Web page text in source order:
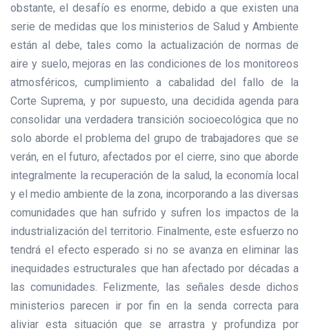
obstante, el desafío es enorme, debido a que existen una
serie de medidas que los ministerios de Salud y Ambiente
están al debe, tales como la actualización de normas de
aire y suelo, mejoras en las condiciones de los monitoreos
atmosféricos, cumplimiento a cabalidad del fallo de la
Corte Suprema, y por supuesto, una decidida agenda para
consolidar una verdadera transición socioecológica que no
solo aborde el problema del grupo de trabajadores que se
verán, en el futuro, afectados por el cierre, sino que aborde
integralmente la recuperación de la salud, la economía local
y el medio ambiente de la zona, incorporando a las diversas
comunidades que han sufrido y sufren los impactos de la
industrialización del territorio. Finalmente, este esfuerzo no
tendrá el efecto esperado si no se avanza en eliminar las
inequidades estructurales que han afectado por décadas a
las comunidades. Felizmente, las señales desde dichos
ministerios parecen ir por fin en la senda correcta para
aliviar esta situación que se arrastra y profundiza por